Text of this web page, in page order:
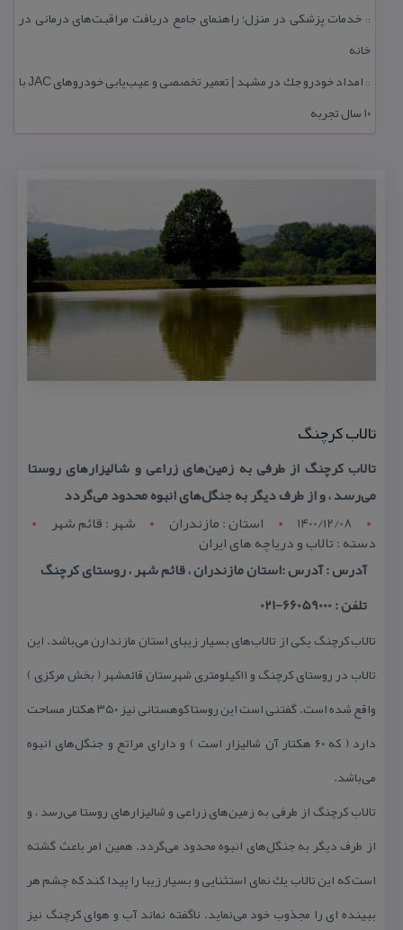
:: خدمات پزشكی در منزل؛ راهنمای جامع دریافت مراقبت‌های درمانی در
خانه
::
امداد خودرو جك در مشهد | تعمیر تخصصی و عیب‌یابی خودروهای JAC با
۱۰ سال تجربه
تالاب كرچنگ
تالاب كرچنگ از طرفی به زمین‌های زراعی و شالیزارهای روستا
می‌رسد ، و از طرف دیگر به جنگل‌های انبوه محدود می‌گردد
1400/12/08
استان : مازندران شهر : قائم شهر
دسته : تالاب و دریاچه های ایران
آدرس : آدرس :استان مازندران ، قائم شهر ، روستای كرچنگ
تلفن : 66059000-021
تالاب كرچنگ یكی از تالاب‌های بسیار زیبای استان مازندارن می‌باشد. این
تالاب در روستای كرچنگ و ۱۱كیلومتری شهرستان قائمشهر ( بخش مركزی )
واقع شده است. گفتنی است این روستا كوهستانی نیز ۳۵۰ هكتار مساحت
دارد ( كه ۶۰ هكتار آن شالیزار است ) و دارای مراتع و جنگل‌های انبوه
می‌باشد.
تالاب كرچنگ از طرفی به زمین‌های زراعی و شالیزارهای روستا می‌رسد ، و
از طرف دیگر به جنگل‌های انبوه محدود می‌گردد. همین امر باعث گشته
است كه این تالاب یك نمای استثنایی و بسیار زیبا را پیدا كند كه چشم هر
ببینده ای را مجذوب خود می‌نماید. ناگفته نماند آب و هوای كرچنگ نیز